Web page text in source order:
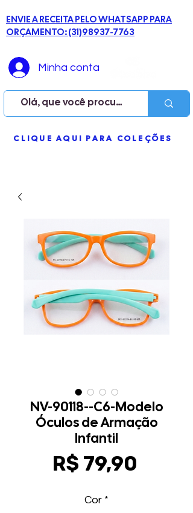
CLIQUE AQUI PARA COLEÇÕES
ME
NU
ENVIE A RECEITA PELO WHATSAPP PARA
ORÇAMENTO: (31)98937-7763
Minha conta
NV-90118--C6-Modelo
Óculos de Armação
Infantil
R$ 79,90
Cor *